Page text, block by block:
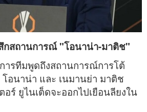
กสถานการณ์ "โอนาน่า-มาติช"
ารทีมพูดถึงสถานการณ์การโต้
โอนาน่า และ เนมานย่า มาติช
อร์ ยูไนเต็ดจะออกไปเยือนลียงใน